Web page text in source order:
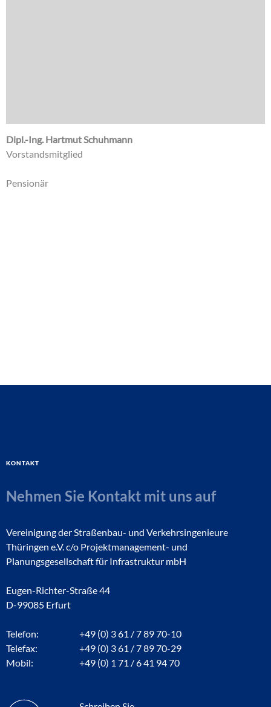
Dipl.-Ing. Hartmut Schuhmann
Vorstandsmitglied
Pensionär
Kontakt
Nehmen Sie Kontakt mit uns auf
Vereinigung der Straßenbau- und Verkehrsingenieure
Thüringen e.V. c/o Projektmanagement- und
Planungsgesellschaft für Infrastruktur mbH
Eugen-Richter-Straße 44
D-99085 Erfurt
Telefon:
+49 (0) 3 61 / 7 89 70-10
Telefax:
+49 (0) 3 61 / 7 89 70-29
Mobil:
+49 (0) 1 71 / 6 41 94 70